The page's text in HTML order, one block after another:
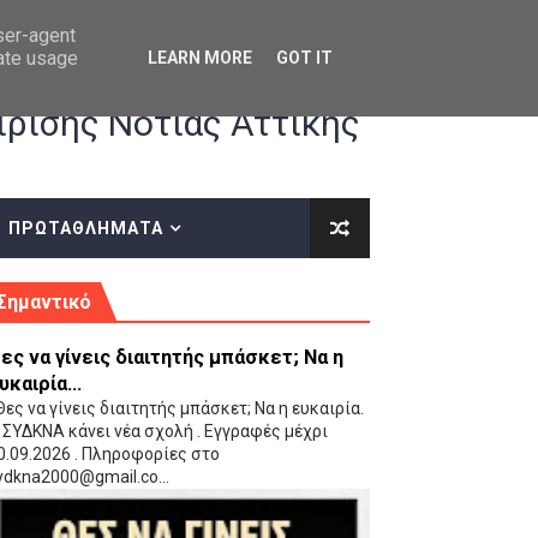
οδηγίες επί του ΚΑΝΟΝΙΣΜΟΥ ΕΓΓΡΑΦΩΝ-ΜΕΤΑΓΡΑΦΩΝ ΤΗΣ
(VIDEO)
Νότιας Αττικής
ΠΡΩΤΑΘΛΗΜΑΤΑ
να γίνεις διαιτητής μπάσκετ; Να η
να γίνεις διαιτητής μπάσκετ; Να η ευκαιρία.
κάνει νέα σχολή . Εγγραφές μέχρι
. Πληροφορίες στο
agent
usage
LEARN MORE GOT IT